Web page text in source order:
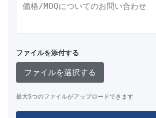
ファイルを添付する
ファイルを選択する
最大5つのファイルがアップロードできます